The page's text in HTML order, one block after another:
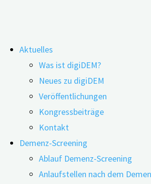
Inhalt
springen
Aktuelles
Was ist digiDEM?
Neues zu digiDEM
Veröffentlichungen
Kongressbeiträge
Kontakt
Demenz-Screening
Ablauf Demenz-Screening
Anlaufstellen nach dem
Arm- und Bauchfett als
für Demenz